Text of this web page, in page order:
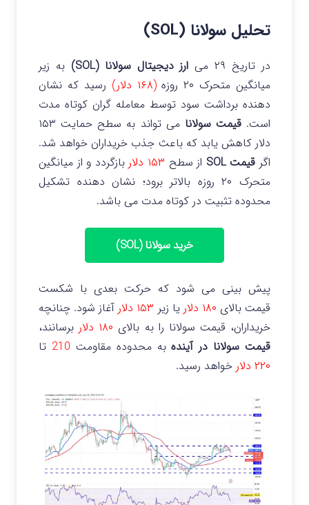
تحلیل سولانا (SOL)
در تاریخ ۲۹ می ارز دیجیتال سولانا (SOL)
به زیر
میانگین متحرک ۲۰ روزه
(۱۶۸ دلار)
رسید که نشان
دهنده برداشت سود توسط معامله‌ گران کوتاه‌ مدت
است.قیمت سولانا
می تواند به سطح حمایت ۱۵۳
دلار کاهش یابد که باعث جذب خریداران خواهد شد.
اگر قیمت SOL از سطح ۱۵۳ دلار
بازگردد و از میانگین
متحرک ۲۰ روزه بالاتر برود؛ نشان دهنده تشکیل
محدوده تثبیت در کوتاه مدت می باشد.
خرید سولانا (SOL)
پیش بینی می شود که حرکت بعدی با شکست
قیمت بالای ۱۸۰ دلار یا زیر ۱۵۳ دلار
آغاز شود. چنانچه
خریداران، قیمت سولانا را به بالای ۱۸۰ دلار
برسانند،
قیمت سولانا در آیندهبه محدوده مقاومت
تا
۲۲۰ دلار
خواهد رسید.